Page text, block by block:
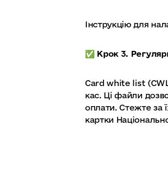
Інструкцію для
✅️ Крок 3.
Card white list
кас. Ці файли
оплати. Стежте за
картки